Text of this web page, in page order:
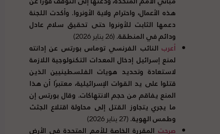
هذه الأعمال، واحترام ولاية الأونروا. وأكدت اللجنة
دعمها الثابت للأونروا حتى تحقيق سلام عادل
ودائم في المنطقة.(26 يناير 2026)
أعرب النائب الفرنسي توماس بورتس عن إدانته
لمنع إسرائيل إدخال المعدات التكنولوجية اللازمة
لاستعادة وتحديد هويات الفلسطينيين الذين
قتلوا على يد القوات الإسرائيلية، معتبرًا أن هذا
المنع يفاقم من حجم الانتهاكات. وقال بورتس إن
ما يجري يتجاوز القتل إلى محاولة اقتلاع الجثث
وطمس الهوية.(27 يناير 2026)
صرحت المقررة الخاصة للأمم المتحدة في الأرض